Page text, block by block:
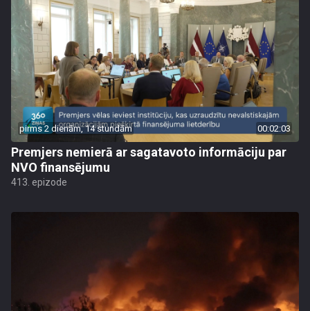
pirms 2 dienām, 14 stundām 00:02:03
Premjers nemierā ar sagatavoto informāciju par
NVO finansējumu
413. epizode